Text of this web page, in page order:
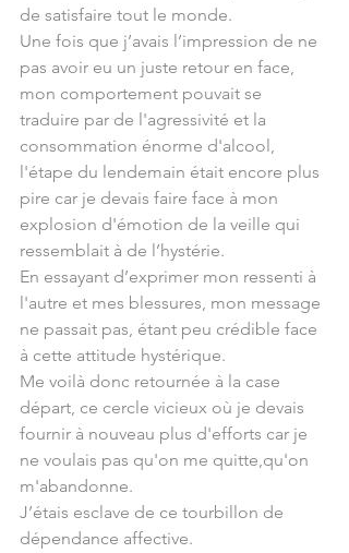
de satisfaire tout le monde.
Une fois que j’avais l’impression de ne
pas avoir eu un juste retour en face,
mon comportement pouvait se
traduire par de l'agressivité et la
consommation énorme d'alcool,
l'étape du lendemain était encore plus
pire car je devais faire face à mon
explosion d'émotion de la veille qui
ressemblait à de l’hystérie.
En essayant d’exprimer mon ressenti à
l'autre et mes blessures, mon message
ne passait pas, étant peu crédible face
à cette attitude hystérique.
Me voilà donc retournée à la case
départ, ce cercle vicieux où je devais
fournir à nouveau plus d'efforts car je
ne voulais pas qu'on me quitte,qu'on
m'abandonne.
J’étais esclave de ce tourbillon de
dépendance affective.